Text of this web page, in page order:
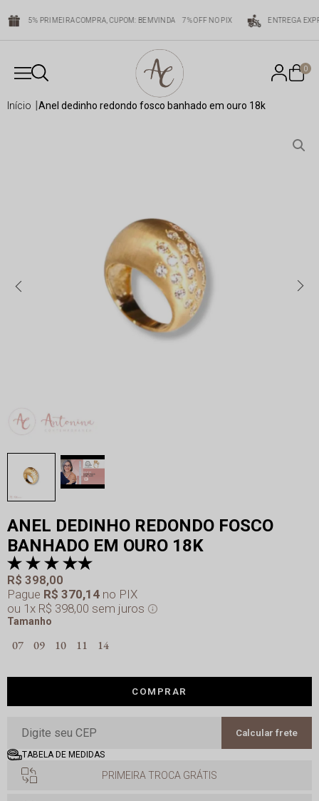
5% PRIMEIRA COMPRA, CUPOM: BEMVINDA 7% OFF NO PIX ENTREGA
0
início anel dedinho redondo fosco banhado em ouro 18k
ANEL DEDINHO REDONDO FOSCO
BANHADO EM OURO 18K
Pague R$ 370,14no PIX
R$ 398,00
1x R$ 398,00 sem juros
Tamanho
07 09 10 11 14
COMPRAR
Calcular frete
TABELA DE MEDIDAS
PRIMEIRA TROCA GRÁTIS